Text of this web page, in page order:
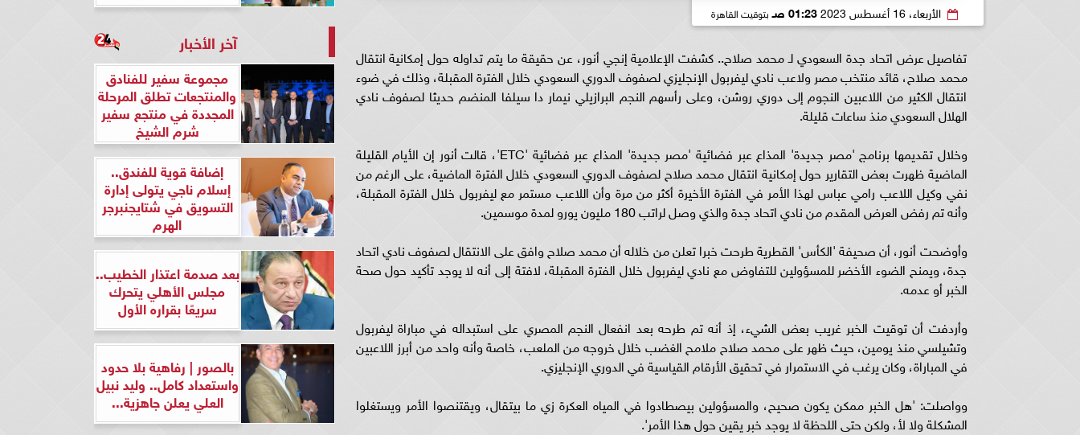
الأربعاء، 16 أغسطس 2023 01:23 صـ بتوقيت القاهرة
تفاصيل عرض اتحاد جدة السعودي لـ محمد صلاح.. كشفت الإعلامية إنجي أنور، عن حقيقة ما يتم تداوله حول إمكانية انتقال
محمد صلاح، قائد منتخب مصر ولاعب نادي ليفربول الإنجليزي لصفوف الدوري السعودي خلال الفترة المقبلة، وذلك في ضوء
انتقال الكثير من اللاعبين النجوم إلى دوري روشن، وعلى رأسهم النجم البرازيلي نيمار دا سيلفا المنضم حديثا لصفوف نادي
الهلال السعودي منذ ساعات قليلة.
وخلال تقديمها برنامج 'مصر جديدة' المذاع عبر فضائية 'مصر جديدة' المذاع عبر فضائية 'ETC'، قالت أنور إن الأيام القليلة
الماضية ظهرت بعض التقارير حول إمكانية انتقال محمد صلاح لصفوف الدوري السعودي خلال الفترة الماضية، على الرغم من
نفي وكيل اللاعب رامي عباس لهذا الأمر في الفترة الأخيرة أكثر من مرة وأن اللاعب مستمر مع ليفربول خلال الفترة المقبلة،
وأنه تم رفض العرض المقدم من نادي اتحاد جدة والذي وصل لراتب 180 مليون يورو لمدة موسمين.
وأوضحت أنور، أن صحيفة 'الكأس' القطرية طرحت خبرا تعلن من خلاله أن محمد صلاح وافق على الانتقال لصفوف نادي اتحاد
جدة، ويمنح الضوء الأخضر للمسؤولين للتفاوض مع نادي ليفربول خلال الفترة المقبلة، لافتة إلى أنه لا يوجد تأكيد حول صحة
الخبر أو عدمه.
وأردفت أن توقيت الخبر غريب بعض الشيء، إذ أنه تم طرحه بعد انفعال النجم المصري على استبداله في مباراة ليفربول
وتشيلسي منذ يومين، حيث ظهر على محمد صلاح ملامح الغضب خلال خروجه من الملعب، خاصة وأنه واحد من أبرز اللاعبين
في المباراة، وكان يرغب في الاستمرار في تحقيق الأرقام القياسية في الدوري الإنجليزي.
وواصلت: 'هل الخبر ممكن يكون صحيح، والمسؤولين بيصطادوا في المياه العكرة زي ما بيتقال، ويقتنصوا الأمر ويستغلوا
المشكلة ولا لأ، ولكن حتى اللحظة لا يوجد خبر يقين حول هذا الأمر'.
آخر الأخبار
مجموعة سفير للفنادق
والمنتجعات تطلق المرحلة
المجددة في منتجع سفير
شرم الشيخ
إضافة قوية للفندق..
إسلام ناجي يتولى إدارة
التسويق في شتايجنبرجر
الهرم
بعد صدمة اعتذار الخطيب..
مجلس الأهلي يتحرك
سريعًا بقراره الأول
بالصور | رفاهية بلا حدود
واستعداد كامل.. وليد نبيل
العلي يعلن جاهزية...